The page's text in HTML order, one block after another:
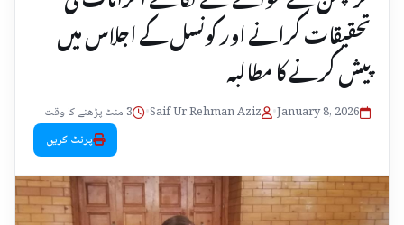
تحقیقات کرانے اور کونسل کے اجلاس میں
پیش کرنے کا مطالبہ
January 8, 2026
•
Saif Ur Rehman Aziz
•
3 منٹ پڑھنے کا وقت
پرنٹ کریں